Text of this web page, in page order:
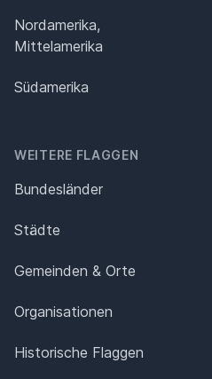
Nordamerika,
Mittelamerika
Südamerika
WEITERE FLAGGEN
Bundesländer
Städte
Gemeinden & Orte
Organisationen
Historische Flaggen